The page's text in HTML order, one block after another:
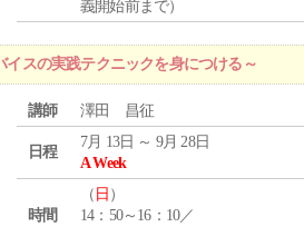
義開始前まで）
スの実践テクニックを身につける～
講師 澤田 昌征
日程
7月 13日 ～ 9月 28日
A Week
時間
（ 日 ）
14：50～16：10／